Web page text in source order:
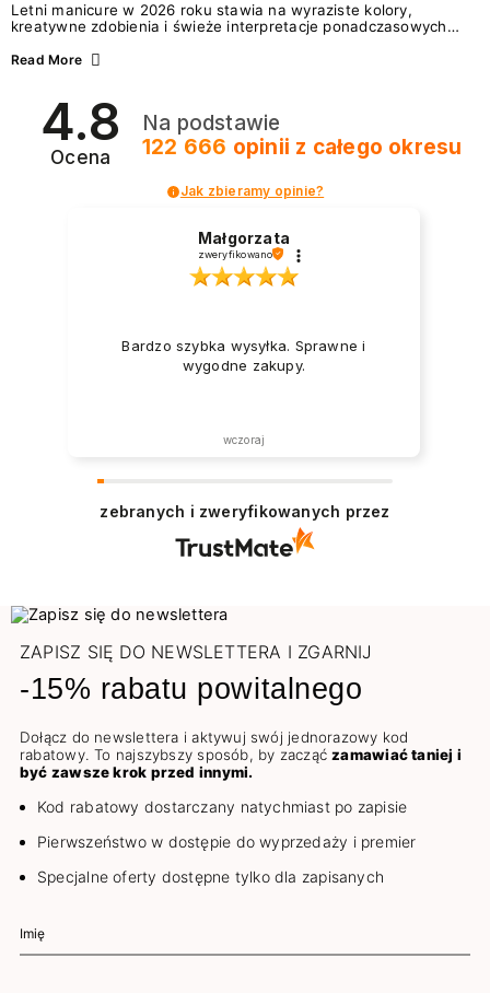
Letni manicure w 2026 roku stawia na wyraziste kolory,
kreatywne zdobienia i świeże interpretacje ponadczasowych
zarówno energetycznych odcieni inspirowanych wakacjami, jak
2026? Znajdź inspirację dla swojego manicure!
Read More
4.8
Ocena
Na podstawie
122 666 opinii z całego okresu
Jak zbieramy opinie?
Małgorzata
zweryfikowano
Bardzo szybka wysyłka. Sprawne i
wygodne zakupy.
wczoraj
zebranych i zweryfikowanych przez
ZAPISZ SIĘ DO NEWSLETTERA I ZGARNIJ
-15% rabatu powitalnego
Dołącz do newslettera i aktywuj swój jednorazowy kod
rabatowy. To najszybszy sposób, by zacząćzamawiać taniej i
być zawsze krok przed innymi.
Kod rabatowy dostarczany natychmiast po zapisie
Pierwszeństwo w dostępie do wyprzedaży i premier
Specjalne oferty dostępne tylko dla zapisanych